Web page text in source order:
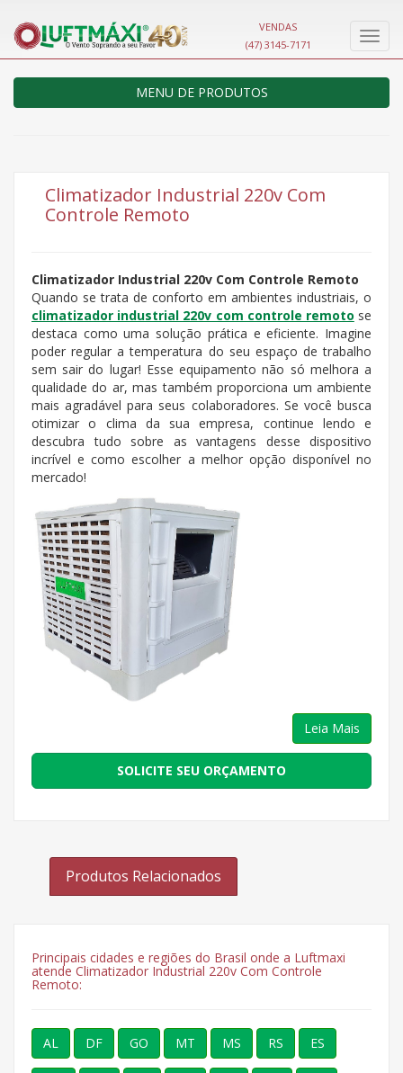
VENDAS
(47) 3145-7171
MENU DE PRODUTOS
Climatizador Industrial 220v Com
Controle Remoto
Climatizador Industrial 220v Com Controle Remoto
Quando se trata de conforto em ambientes industriais, o
climatizador industrial 220v com controle remoto se
destaca como uma solução prática e eficiente. Imagine
poder regular a temperatura do seu espaço de trabalho
sem sair do lugar! Esse equipamento não só melhora a
qualidade do ar, mas também proporciona um ambiente
mais agradável para seus colaboradores. Se você busca
otimizar o clima da sua empresa, continue lendo e
descubra tudo sobre as vantagens desse dispositivo
incrível e como escolher a melhor opção disponível no
mercado!
Leia Mais
SOLICITE SEU ORÇAMENTO
Produtos Relacionados
Principais cidades e regiões do Brasil onde a Luftmaxi
atende Climatizador Industrial 220v Com Controle
Remoto:
AL DF GO MT MS RS ES